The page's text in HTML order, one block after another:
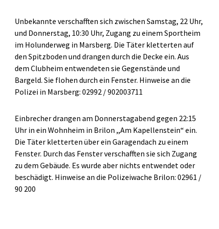
Unbekannte verschafften sich zwischen Samstag, 22 Uhr,
und Donnerstag, 10:30 Uhr, Zugang zu einem Sportheim
im Holunderweg in Marsberg. Die Täter kletterten auf
den Spitzboden und drangen durch die Decke ein. Aus
dem Clubheim entwendeten sie Gegenstände und
Bargeld. Sie flohen durch ein Fenster. Hinweise an die
Polizei in Marsberg: 02992 / 902003711
Einbrecher drangen am Donnerstagabend gegen 22:15
Uhr in ein Wohnheim in Brilon ,,Am Kapellenstein“ ein.
Die Täter kletterten über ein Garagendach zu einem
Fenster. Durch das Fenster verschafften sie sich Zugang
zu dem Gebäude. Es wurde aber nichts entwendet oder
beschädigt. Hinweise an die Polizeiwache Brilon: 02961 /
90 200